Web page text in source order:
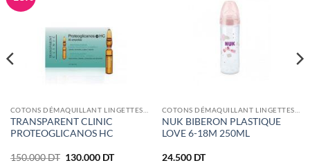
TRANSPARENT CLINIC
PROTEOGLICANOS HC
150.000DT Le
130.000 DTLe
NUK BIBERON PLASTIQUE
LOVE 6-18M 250ML
24.500 DT